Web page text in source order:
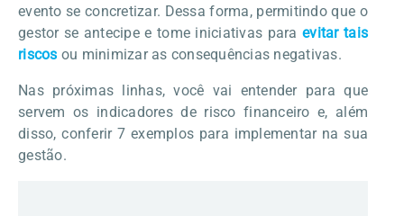
evento se concretizar. Dessa forma, permitindo que o
gestor se antecipe e tome iniciativas paraevitar tais
riscos ou minimizar as consequências negativas.
Nas próximas linhas, você vai entender para que
servem os indicadores de risco financeiro e, além
disso, conferir 7 exemplos para implementar na sua
gestão.